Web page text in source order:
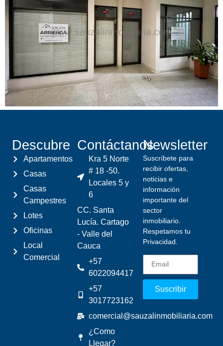
Descubre
Apartamentos
Casas
Casas
Campestres
Lotes
Oficinas
Local
Comercial
Contáctanos
Kra 5 Norte
# 18 -50.
Locales 5 y
6
CC. Santa
Lucía. Cartago
- Valle del
Cauca
+57
6022094417
+57
3017723162
comercial@sauzalinmobiliaria.com
¿Como
Llegar?
Newsletter
Suscríbete para
recibir ofertas,
noticias e
información
importante del
sector
inmobiliario.
Respetamos tu
Privacidad.
Suscribir